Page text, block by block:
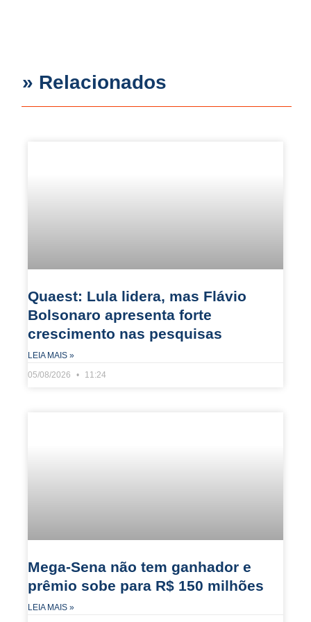
» Relacionados
Quaest: Lula lidera, mas Flávio
Bolsonaro apresenta forte
crescimento nas pesquisas
LEIA MAIS »
05/08/2026
11:24
Mega-Sena não tem ganhador e
prêmio sobe para R$ 150 milhões
LEIA MAIS »